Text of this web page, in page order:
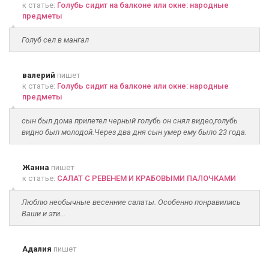
к статье: Голубь сидит на балконе или окне: народные
предметы
Голуб сел в мангал
валерий пишет
к статье: Голубь сидит на балконе или окне: народные
предметы
сын был дома прилетел черный голубь он снял видео,голубь
видно был молодой.Через два дня сын умер ему было 23 года.
Жанна пишет
к статье: САЛАТ С РЕВЕНЕМ И КРАБОВЫМИ ПАЛОЧКАМИ
Люблю необычные весенние салаты. Особенно понравились
Ваши и эти...
Адалия пишет